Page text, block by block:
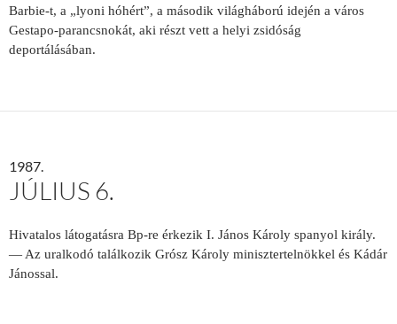
Barbie-t, a „lyoni hóhért”, a második világháború idején a város
Gestapo-parancsnokát, aki részt vett a helyi zsidóság
deportálásában.
1987.
JÚLIUS 6.
Hivatalos látogatásra Bp-re érkezik I. János Károly spanyol király.
— Az uralkodó találkozik Grósz Károly minisztertelnökkel és Kádár
Jánossal.